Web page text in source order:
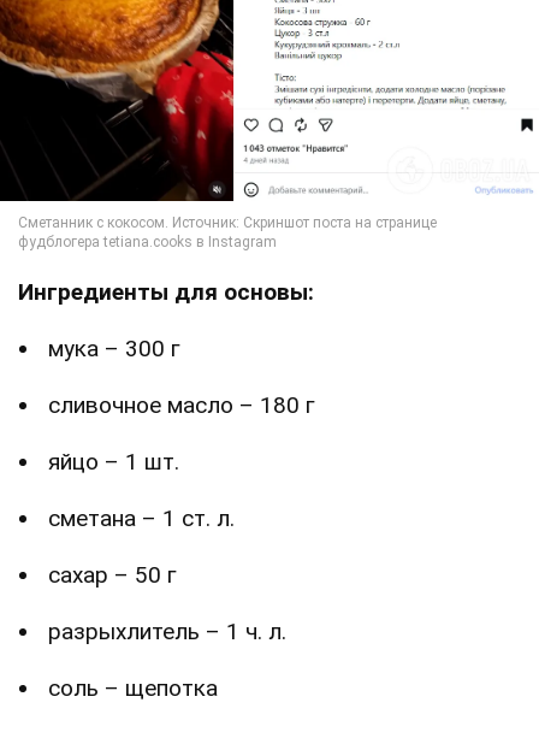
Ингредиенты для основы:
мука – 300 г
сливочное масло – 180 г
яйцо – 1 шт.
сметана – 1 ст. л.
сахар – 50 г
разрыхлитель – 1 ч. л.
соль – щепотка